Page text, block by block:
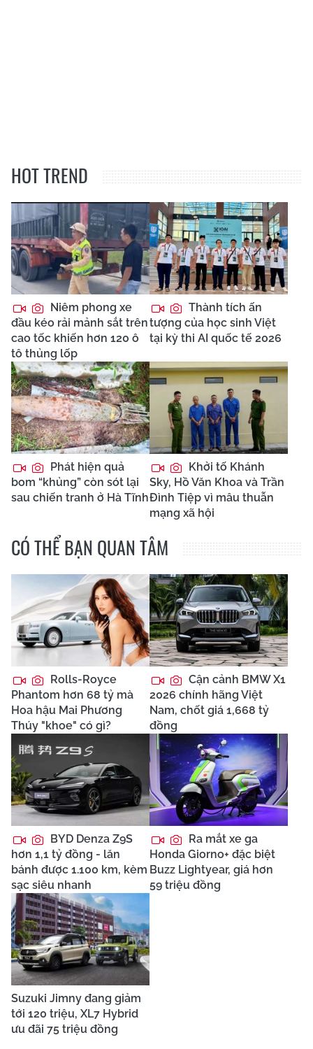
HOT TREND
Niêm phong xe
đầu kéo rải mảnh sắt trên
cao tốc khiến hơn 120 ô
tô thủng lốp
Thành tích ấn
tượng của học sinh Việt
tại kỳ thi AI quốc tế 2026
Phát hiện quả
bom “khủng” còn sót lại
sau chiến tranh ở Hà Tĩnh
Khởi tố Khánh
Sky, Hồ Văn Khoa và Trần
Đình Tiệp vì mâu thuẫn
mạng xã hội
CÓ THỂ BẠN QUAN TÂM
Rolls-Royce
Phantom hơn 68 tỷ mà
Hoa hậu Mai Phương
Thúy "khoe" có gì?
Cận cảnh BMW X1
2026 chính hãng Việt
Nam, chốt giá 1,668 tỷ
đồng
BYD Denza Z9S
hơn 1,1 tỷ đồng - lăn
bánh được 1.100 km, kèm
sạc siêu nhanh
Ra mắt xe ga
Honda Giorno+ đặc biệt
Buzz Lightyear, giá hơn
59 triệu đồng
Suzuki Jimny đang giảm
tới 120 triệu, XL7 Hybrid
ưu đãi 75 triệu đồng